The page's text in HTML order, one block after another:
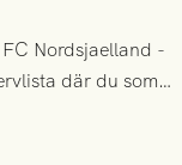
Nordsjaelland -
där du som
Du kan